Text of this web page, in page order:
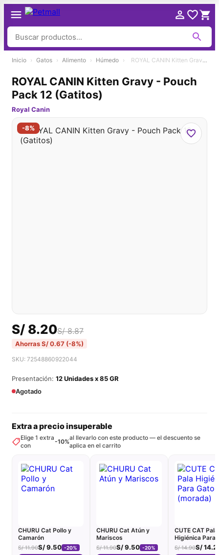
contenido
Inicio › Gatos › Alimento › Húmedo › ROYAL CANIN Kitten Gravy - Pouch Pack 12 (Gatitos)
-8%
ROYAL CANIN Kitten Gravy - Pouch
Pack 12 (Gatitos)
Royal Canin
S/ 8.20S/8.87
AhorrasS/0.67 (-8%)
SKU: 72548860922044
Presentación: 12 Unidades x 85 GR
Agotado
Extra a precio insuperable
Elige 1 extra
con
-10%
al llevarlo con este producto — el descuento se
aplica en el carrito
CHURU Cat Pollo y
Camarón
S/11.90S/9.50 -20%
CHURU Cat Atún y
Mariscos
S/11.90S/9.50 -20%
CUTE CAT Pala
Higiénica Para
(morada)
S/14.90S/